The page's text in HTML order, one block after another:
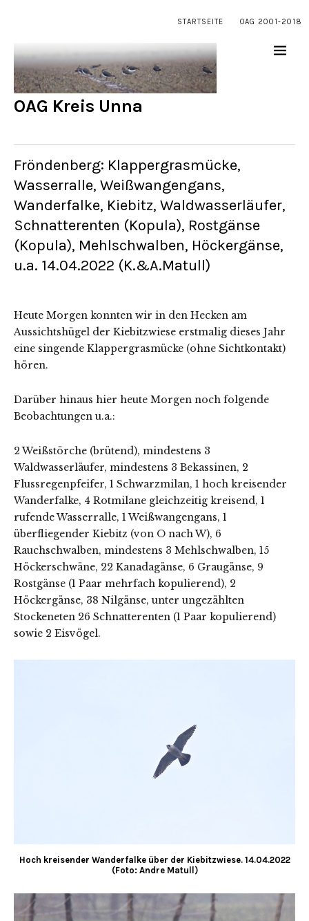
STARTSEITE OAG 2001-2018
OAG Kreis Unna
Fröndenberg: Klappergrasmücke,
Wasserralle, Weißwangengans,
Wanderfalke, Kiebitz, Waldwasserläufer,
Schnatterenten (Kopula), Rostgänse
(Kopula), Mehlschwalben, Höckergänse,
u.a. 14.04.2022 (K.&A.Matull)
Heute Morgen konnten wir in den Hecken am
Aussichtshügel der Kiebitzwiese erstmalig dieses Jahr
eine singende Klappergrasmücke (ohne Sichtkontakt)
hören.
Darüber hinaus hier heute Morgen noch folgende
Beobachtungen u.a.:
2 Weißstörche (brütend), mindestens 3
Waldwasserläufer, mindestens 3 Bekassinen, 2
Flussregenpfeifer, 1 Schwarzmilan, 1 hoch kreisender
Wanderfalke, 4 Rotmilane gleichzeitig kreisend, 1
rufende Wasserralle, 1 Weißwangengans, 1
überfliegender Kiebitz (von O nach W), 6
Rauchschwalben, mindestens 3 Mehlschwalben, 15
Höckerschwäne, 22 Kanadagänse, 6 Graugänse, 9
Rostgänse (1 Paar mehrfach kopulierend), 2
Höckergänse, 38 Nilgänse, unter ungezählten
Stockeneten 26 Schnatterenten (1 Paar kopulierend)
sowie 2 Eisvögel.
Hoch kreisender Wanderfalke über der Kiebitzwiese. 14.04.2022
(Foto: Andre Matull)